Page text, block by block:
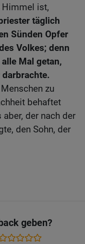
Himmel ist,
täglich
Sünden Opfer
Volkes; denn
Mal getan,
zu
behaftet
der nach der
den Sohn, der
geben?